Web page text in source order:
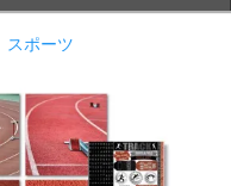
スポーツ